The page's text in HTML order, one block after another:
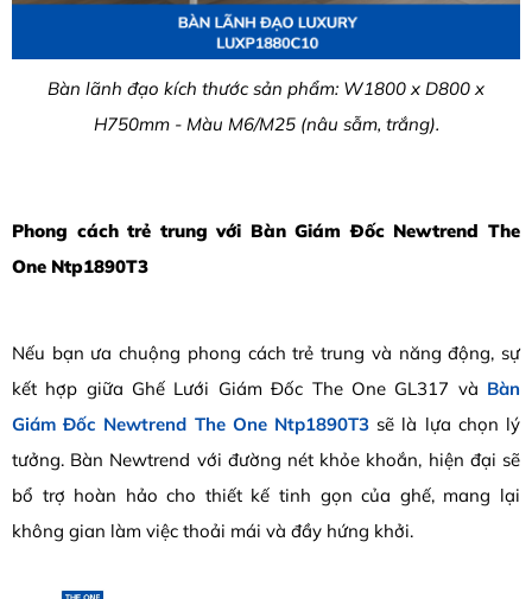
Bàn lãnh đạo kích thước sản phẩm: W1800 x D800 x
H750mm - Màu M6/M25 (nâu sẫm, trắng).
Phong cách trẻ trung với Bàn Giám Đốc Newtrend The
One Ntp1890T3
Nếu bạn ưa chuộng phong cách trẻ trung và năng động, sự
kết hợp giữa Ghế Lưới Giám Đốc The One GL317 và Bàn
Giám Đốc Newtrend The One Ntp1890T3 sẽ là lựa chọn lý
tưởng. Bàn Newtrend với đường nét khỏe khoắn, hiện đại sẽ
bổ trợ hoàn hảo cho thiết kế tinh gọn của ghế, mang lại
không gian làm việc thoải mái và đầy hứng khởi.